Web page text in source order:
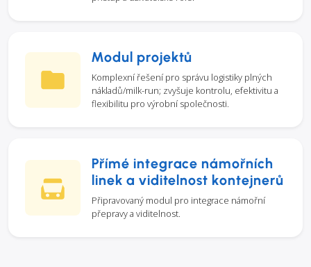
Modul projektů
Komplexní řešení pro správu logistiky plných
nákladů/milk-run; zvyšuje kontrolu, efektivitu a
flexibilitu pro výrobní společnosti.
Přímé integrace námořních
linek a viditelnost kontejnerů
Připravovaný modul pro integrace námořní
přepravy a viditelnost.